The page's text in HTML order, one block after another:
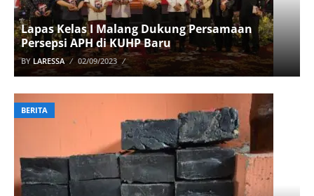
Lapas Kelas I Malang Dukung Persamaan
Persepsi APH di KUHP Baru
BY LARESSA 02/09/2023
BERITA